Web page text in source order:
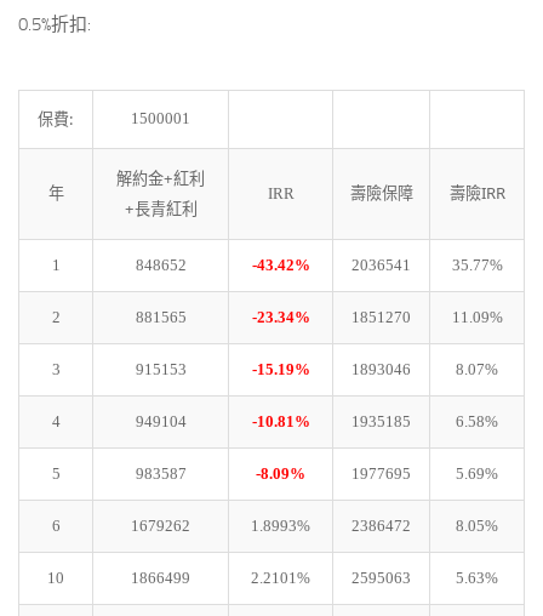
0.5%折扣:
保費: 1500001
年
解約金+紅利
+長青紅利
IRR 壽險保障 壽險IRR
1 848652 -43.42% 2036541 35.77%
2 881565 -23.34% 1851270 11.09%
3 915153 -15.19% 1893046 8.07%
4 949104 -10.81% 1935185 6.58%
5 983587 -8.09% 1977695 5.69%
6 1679262 1.8993% 2386472 8.05%
10 1866499 2.2101% 2595063 5.63%